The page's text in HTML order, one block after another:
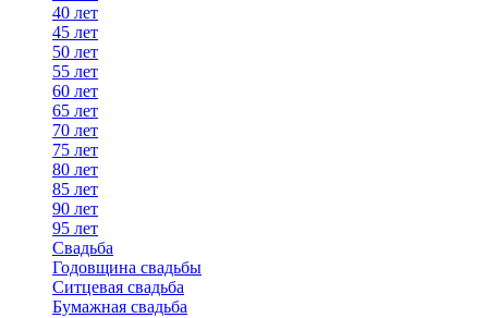
40 лет
45 лет
50 лет
55 лет
60 лет
65 лет
70 лет
75 лет
80 лет
85 лет
90 лет
95 лет
Свадьба
Годовщина свадьбы
Ситцевая свадьба
Бумажная свадьба